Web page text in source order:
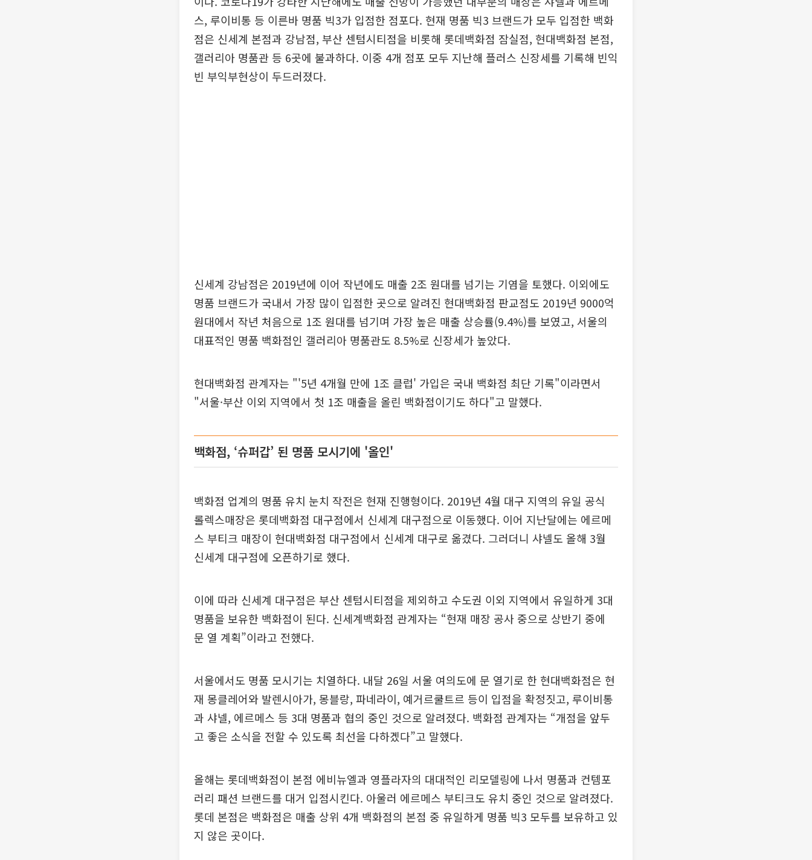
스, 루이비통 등 이른바 명품 빅3가 입점한 점포다. 현재 명품 빅3 브랜드가 모두 입점한 백화
점은 신세계 본점과 강남점, 부산 센텀시티점을 비롯해 롯데백화점 잠실점, 현대백화점 본점,
갤러리아 명품관 등 6곳에 불과하다. 이중 4개 점포 모두 지난해 플러스 신장세를 기록해 빈익
빈 부익부현상이 두드러졌다.
신세계 강남점은 2019년에 이어 작년에도 매출 2조 원대를 넘기는 기염을 토했다. 이외에도
명품 브랜드가 국내서 가장 많이 입점한 곳으로 알려진 현대백화점 판교점도 2019년 9000억
원대에서 작년 처음으로 1조 원대를 넘기며 가장 높은 매출 상승률(9.4%)를 보였고, 서울의
대표적인 명품 백화점인 갤러리아 명품관도 8.5%로 신장세가 높았다.
현대백화점 관계자는 "'5년 4개월 만에 1조 클럽' 가입은 국내 백화점 최단 기록"이라면서
"서울·부산 이외 지역에서 첫 1조 매출을 올린 백화점이기도 하다"고 말했다.
백화점, ‘슈퍼갑’ 된 명품 모시기에 '올인'
백화점 업계의 명품 유치 눈치 작전은 현재 진행형이다. 2019년 4월 대구 지역의 유일 공식
롤렉스매장은 롯데백화점 대구점에서 신세계 대구점으로 이동했다. 이어 지난달에는 에르메
스 부티크 매장이 현대백화점 대구점에서 신세계 대구로 옮겼다. 그러더니 샤넬도 올해 3월
신세계 대구점에 오픈하기로 했다.
이에 따라 신세계 대구점은 부산 센텀시티점을 제외하고 수도권 이외 지역에서 유일하게 3대
명품을 보유한 백화점이 된다. 신세계백화점 관계자는 “현재 매장 공사 중으로 상반기 중에
문 열 계획”이라고 전했다.
서울에서도 명품 모시기는 치열하다. 내달 26일 서울 여의도에 문 열기로 한 현대백화점은 현
재 몽클레어와 발렌시아가, 몽블랑, 파네라이, 예거르쿨트르 등이 입점을 확정짓고, 루이비통
과 샤넬, 에르메스 등 3대 명품과 협의 중인 것으로 알려졌다. 백화점 관계자는 “개점을 앞두
고 좋은 소식을 전할 수 있도록 최선을 다하겠다”고 말했다.
올해는 롯데백화점이 본점 에비뉴엘과 영플라자의 대대적인 리모델링에 나서 명품과 컨템포
러리 패션 브랜드를 대거 입점시킨다. 아울러 에르메스 부티크도 유치 중인 것으로 알려졌다.
롯데 본점은 백화점은 매출 상위 4개 백화점의 본점 중 유일하게 명품 빅3 모두를 보유하고 있
지 않은 곳이다.